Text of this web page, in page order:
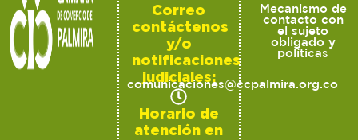
Correo
contáctenos
y/o
notificaciones
judiciales:
comunicaciones@ccpalmira.org.co
Horario de
atención en
Mecanismo de
contacto con
el sujeto
obligado y
políticas